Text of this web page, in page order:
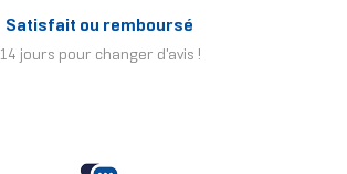
Satisfait ou remboursé
14 jours pour changer d'avis !